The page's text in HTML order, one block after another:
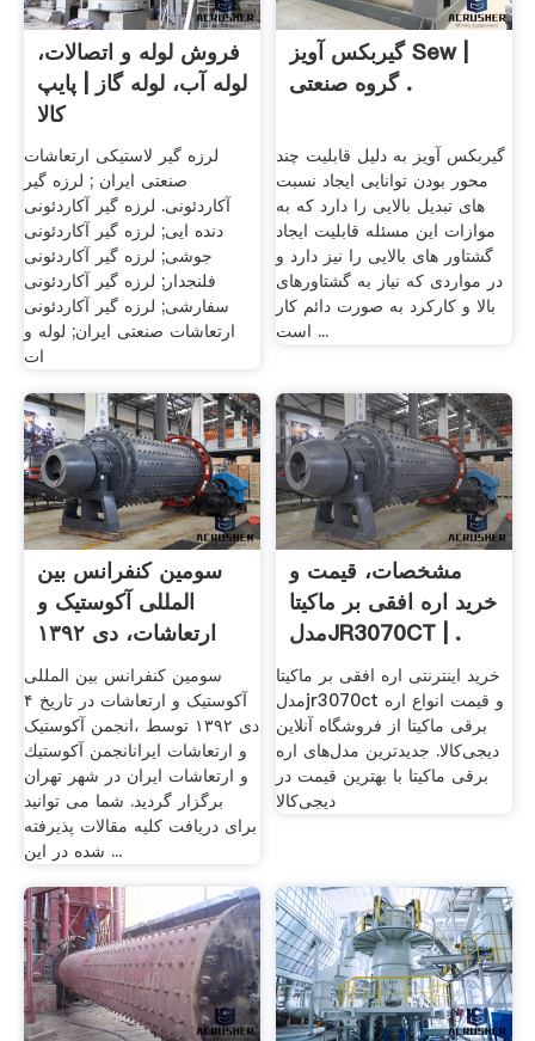
فروش لوله و اتصالات،
لوله آب، لوله گاز | پایپ
کالا
لرزه گیر لاستیکی ارتعاشات
صنعتی ایران ; لرزه گیر
آکاردئونی. لرزه گیر آکاردئونی
دنده ایی; لرزه گیر آکاردئونی
جوشی; لرزه گیر آکاردئونی
فلنجدار; لرزه گیر آکاردئونی
سفارشی; لرزه گیر آکاردئونی
ارتعاشات صنعتی ایران; لوله و
ات
گیربکس آویز Sew |
گروه صنعتی .
گیربکس آویز به دلیل قابلیت چند
محور بودن توانایی ایجاد نسبت
های تبدیل بالایی را دارد که به
موازات این مسئله قابلیت ایجاد
گشتاور های بالایی را نیز دارد و
در مواردی که نیاز به گشتاورهای
بالا و کارکرد به صورت دائم کار
است ...
سومین کنفرانس بین
المللی آکوستیک و
ارتعاشات، دی ۱۳۹۲
سومین کنفرانس بین المللی
آکوستیک و ارتعاشات در تاریخ ۴
دی ۱۳۹۲ توسط ،انجمن آکوستیک
و ارتعاشات ایرانانجمن آكوستيك
و ارتعاشات ايران در شهر تهران
برگزار گردید. شما می توانید
برای دریافت کلیه مقالات پذیرفته
شده در این ...
مشخصات، قیمت و
خرید اره افقی بر ماکیتا
مدلJR3070CT | .
خرید اینترنتی اره افقی بر ماکیتا
مدلjr3070ct و قیمت انواع اره
برقی ماکیتا از فروشگاه آنلاین
دیجی‌کالا. جدیدترین مدل‌های اره
برقی ماکیتا با بهترین قیمت در
دیجی‌کالا